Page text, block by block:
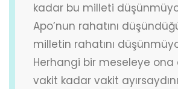
kadar bu milleti
Apo’nun rahatını
milletin rahatını
Herhangi bir meseleye ona
vakit kadar vakit